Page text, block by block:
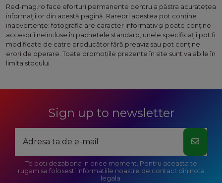
Red-mag.ro face eforturi permanente pentru a păstra acurateţea
informaţiilor din acestă pagină. Rareori acestea pot conţine
inadvertenţe: fotografia are caracter informativ şi poate conţine
accesorii neincluse în pachetele standard, unele specificaţii pot fi
modificate de catre producător fără preaviz sau pot conţine
erori de operare. Toate promoţiile prezente în site sunt valabile în
limita stocului.
Sign up to newsletter
Te poti dezabona in orice moment. Pentru aceasta te
rugam sa folosesti informatiile noastre de contact din nota
legala.